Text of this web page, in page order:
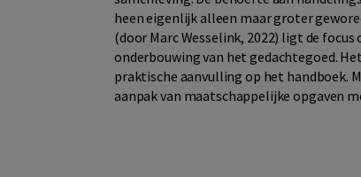
heen eigenlijk alleen maar groter
(door Marc Wesselink, 2022) ligt de
onderbouwing van het gedachtegoed. Het
praktische aanvulling op het handboek.
aanpak van maatschappelijke opgaven